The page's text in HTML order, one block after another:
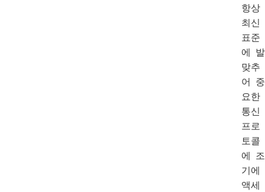
항상
최신
표준
에 발
맞추
어 중
요한
통신
프로
토콜
에 조
기에
액세